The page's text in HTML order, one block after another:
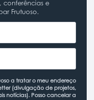
conferências e
Frutuoso.
a tratar o meu endereço
(divulgação de projetos,
notícias). Posso cancelar a